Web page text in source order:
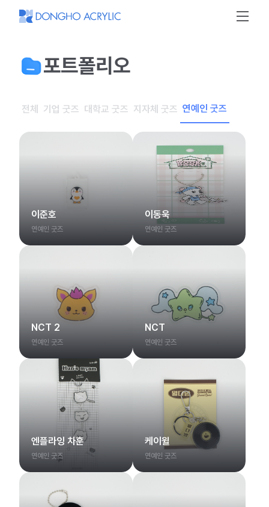
동
호
포트폴리오
전체 기업 굿즈 대학교 굿즈 지자체 굿즈 연예인 굿즈
이준호
연예인 굿즈
이동욱
연예인 굿즈
NCT 2
연예인 굿즈
NCT
연예인 굿즈
엔플라잉 차훈
연예인 굿즈
케이윌
연예인 굿즈